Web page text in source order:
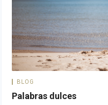
BLOG
Palabras dulces